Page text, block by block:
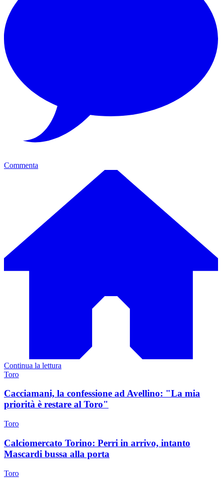
Commenta
Continua la lettura
Toro
Cacciamani, la confessione ad Avellino: "La mia
priorità è restare al Toro"
Toro
Calciomercato Torino: Perri in arrivo, intanto
Mascardi bussa alla porta
Toro